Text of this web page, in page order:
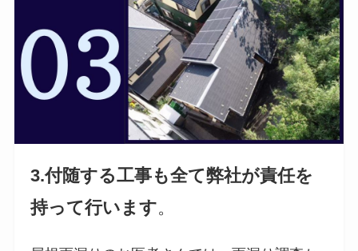
3.付随する工事も全て弊社が責任を
持って行います。